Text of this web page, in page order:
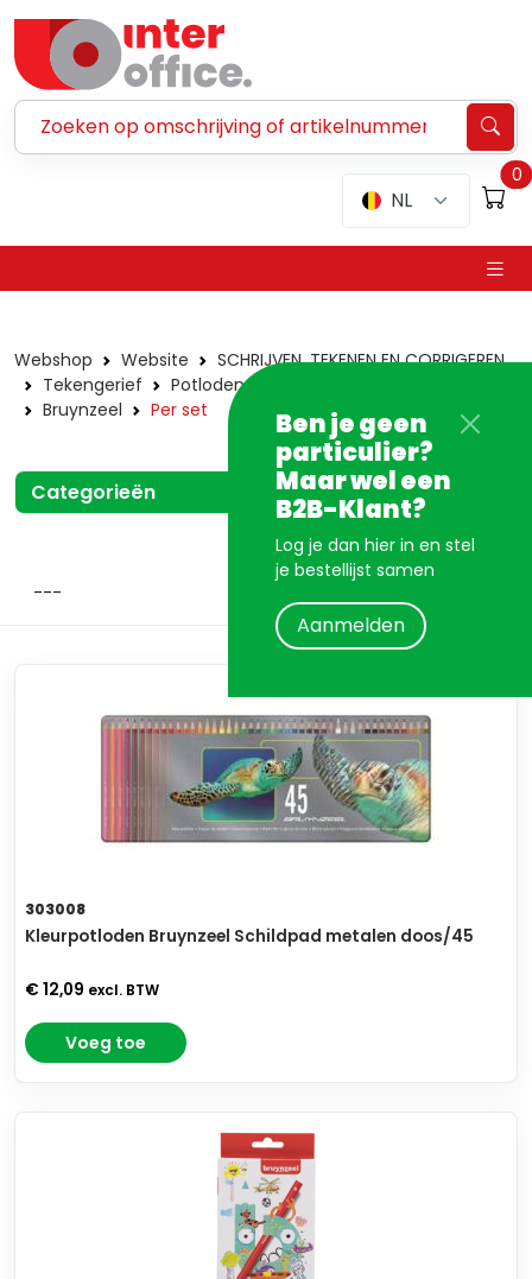
NL
0
Ben je geen
particulier?
Maar wel een
B2B-Klant?
Log je dan hier in en stel
je bestellijst samen
Aanmelden
Webshop Website
SCHRIJVEN, TEKENEN EN CORRIGEREN
Tekengerief
Potloden en -slijpers
Bruynzeel
Per set
Categorieën
303008
Kleurpotloden Bruynzeel Schildpad metalen doos/45
€ 12,09 excl. BTW
Voeg toe